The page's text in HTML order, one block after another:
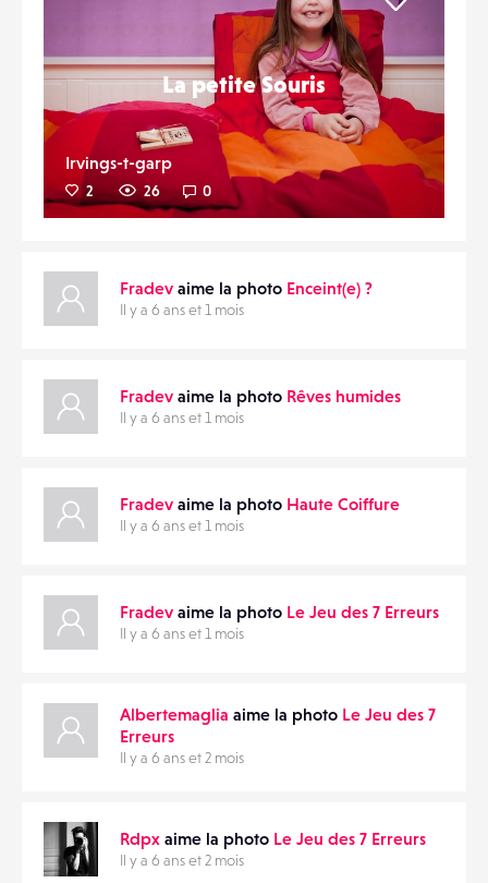
La petite Souris
Irvings-t-garp
2 26 0
Fradev aime la photo Enceint(e) ?
Il y a 6 ans et 1 mois
Fradev aime la photo Rêves humides
Il y a 6 ans et 1 mois
Fradev aime la photo Haute Coiffure
Il y a 6 ans et 1 mois
Fradev aime la photo Le Jeu des 7 Erreurs
Il y a 6 ans et 1 mois
Albertemaglia aime la photo Le Jeu des 7
Erreurs
Il y a 6 ans et 2 mois
Rdpx aime la photo Le Jeu des 7 Erreurs
Il y a 6 ans et 2 mois